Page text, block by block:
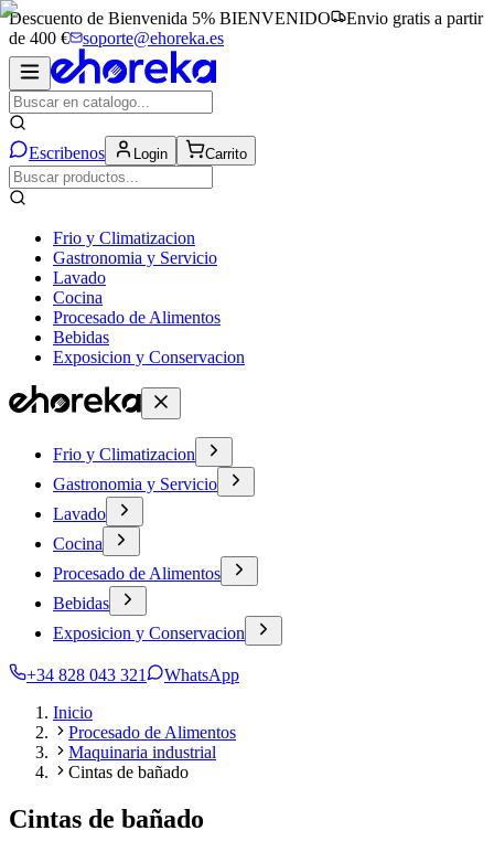
Descuento de Bienvenida 5% BIENVENIDO
Envio gratis a partir
de 400 €
soporte@ehoreka.es
Escribenos Login Carrito
Frio y Climatizacion
Gastronomia y Servicio
Lavado
Cocina
Procesado de Alimentos
Bebidas
Exposicion y Conservacion
Frio y Climatizacion
Gastronomia y Servicio
Lavado
Cocina
Procesado de Alimentos
Bebidas
Exposicion y Conservacion
+34 828 043 321
WhatsApp
Inicio
Procesado de Alimentos
Maquinaria industrial
Cintas de bañado
Cintas de bañado